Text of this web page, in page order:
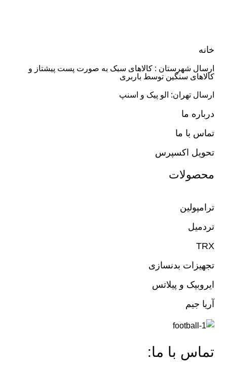
خانه
ارسال شهرستان : کالاهای سبک به صورت پست پیشتاز و
کالاهای سنگین توسط باربری
ارسال تهران: الو پیک و اسنپ
درباره ما
تماس با ما
تحویل اکسپرس
محصولات
ترامپولین
تردمیل
TRX
تجهیزات بدنسازی
ایروبیک و پیلاتس
آریا جیم
تماس با ما: